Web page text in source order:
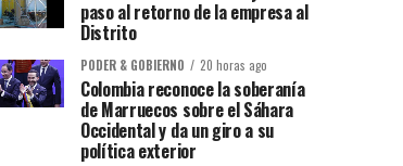
paso al retorno de la empresa al
Distrito
PODER & GOBIERNO 20 horas ago
Colombia reconoce la soberanía
de Marruecos sobre el Sáhara
Occidental y da un giro a su
política exterior